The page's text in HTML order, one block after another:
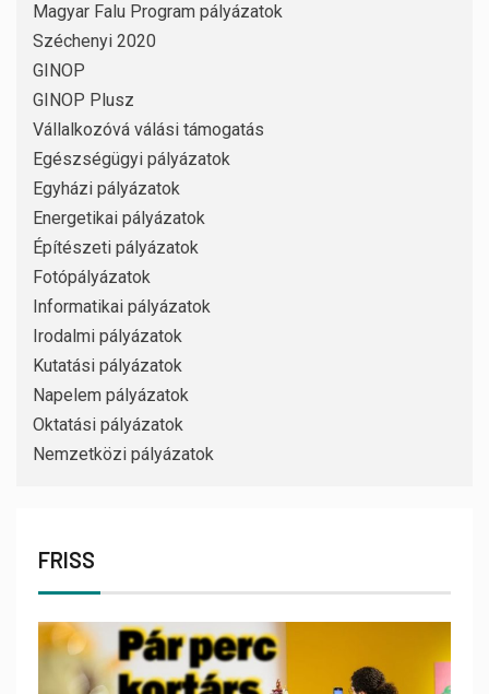
Magyar Falu Program pályázatok
Széchenyi 2020
GINOP
GINOP Plusz
Vállalkozóvá válási támogatás
Egészségügyi pályázatok
Egyházi pályázatok
Energetikai pályázatok
Építészeti pályázatok
Fotópályázatok
Informatikai pályázatok
Irodalmi pályázatok
Kutatási pályázatok
Napelem pályázatok
Oktatási pályázatok
Nemzetközi pályázatok
FRISS